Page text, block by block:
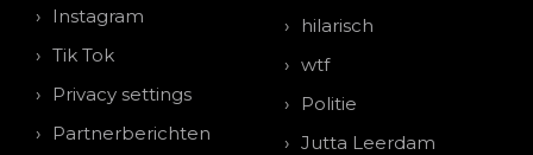
Instagram
Tik Tok
Privacy settings
Partnerberichten
hilarisch
wtf
Politie
Jutta Leerdam